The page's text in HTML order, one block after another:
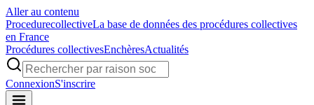
Aller au contenu
ProcedurecollectiveLa base de données des procédures collectives
en France
Procédures collectivesEnchèresActualités
ConnexionS'inscrire